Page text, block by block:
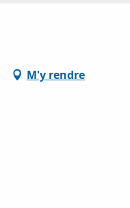
M'y rendre